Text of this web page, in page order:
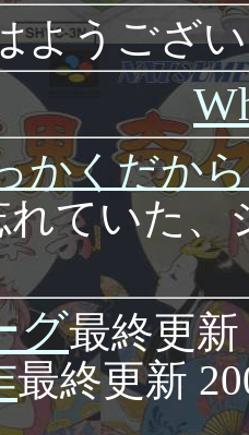
ようござ
かくだか
ていた
グ最終更新
最終更新